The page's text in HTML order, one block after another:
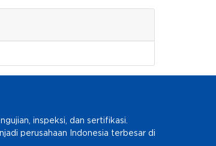
inspeksi, dan sertifikasi.
perusahaan Indonesia terbesar di